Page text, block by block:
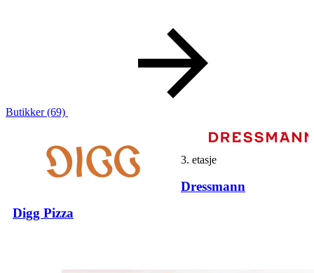
Butikker(69)
Digg Pizza
3. etasje
Dressmann